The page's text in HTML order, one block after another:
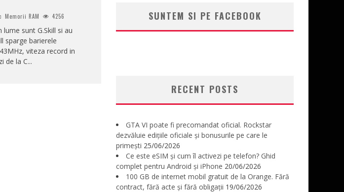
Memorii RAM 4256
sunt G.Skill si au
sparge barierele
viteza record in
de la C...
SUNTEM SI PE FACEBOOK
RECENT POSTS
GTA VI poate fi precomandat oficial. Rockstar
dezvăluie edițiile oficiale și bonusurile pe care le
primești 25/06/2026
Ce este eSIM și cum îl activezi pe telefon? Ghid
complet pentru Android și iPhone 20/06/2026
100 GB de internet mobil gratuit de la Orange. Fără
contract, fără acte și fără obligații 19/06/2026